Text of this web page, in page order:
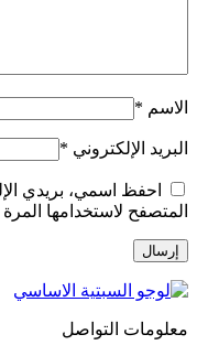
الاسم *
البريد الإلكتروني *
احفظ اسمي، بريدي
المتصفح لاستخدامها
معلومات التواصل